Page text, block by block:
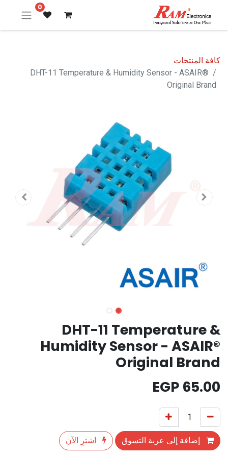
0
كافة المنتجات
DHT-11 Temperature & Humidity Sensor - ASAIR®
Original Brand
DHT-11 Temperature &
Humidity Sensor - ASAIR®
Original Brand
65.00
إضافة إلى عربة التسوق اشترِ الآن